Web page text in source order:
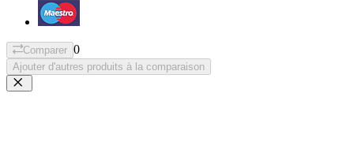
Comparer 0
Ajouter d'autres produits à la comparaison